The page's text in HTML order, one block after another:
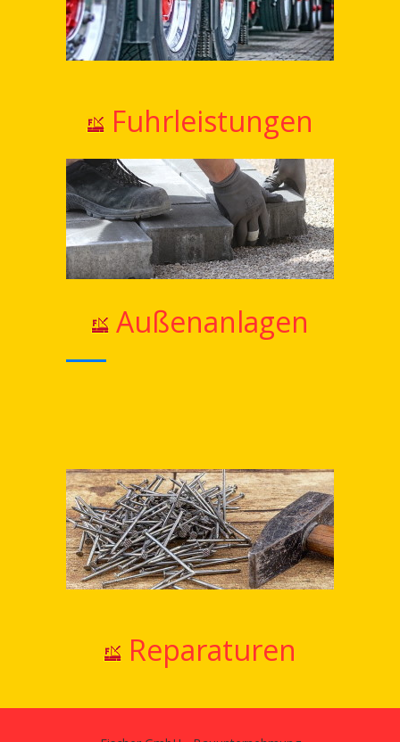
Fuhrleistungen
Außenanlagen
Reparaturen